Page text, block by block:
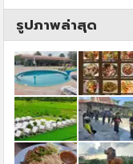
รูปภาพล่าสุด